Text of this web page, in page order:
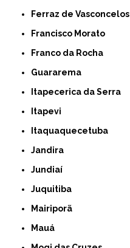
Ferraz de Vasconcelos
Francisco Morato
Franco da Rocha
Guararema
Itapecerica da Serra
Itapevi
Itaquaquecetuba
Jandira
Jundiaí
Juquitiba
Mairiporã
Mauá